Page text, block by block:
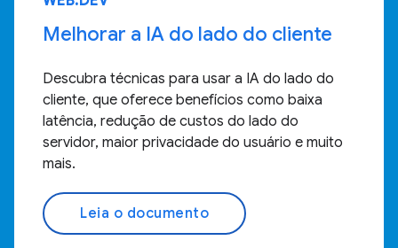
Melhorar a IA do lado do cliente
Descubra técnicas para usar a IA do lado do
cliente, que oferece benefícios como baixa
latência, redução de custos do lado do
servidor, maior privacidade do usuário e muito
mais.
Leia o documento